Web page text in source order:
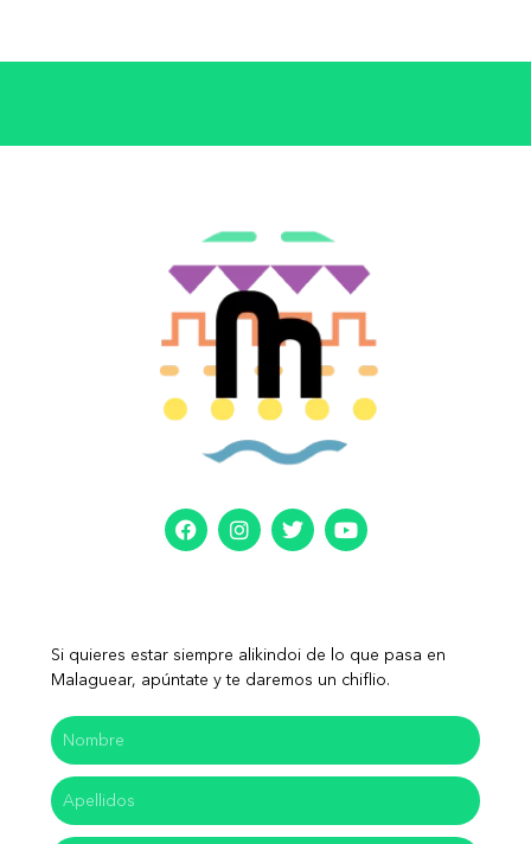
Si quieres estar siempre alikindoi de lo que pasa en
Malaguear, apúntate y te daremos un chiflio.